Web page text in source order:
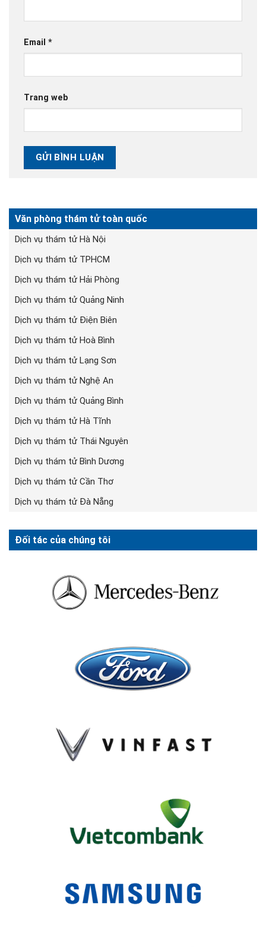
Văn phòng thám tử toàn quốc
Dịch vụ thám tử Hà Nội
Dịch vụ thám tử TPHCM
Dịch vụ thám tử Hải Phòng
Dịch vụ thám tử Quảng Ninh
Dịch vụ thám tử Điện Biên
Dịch vụ thám tử Hoà Bình
Dịch vụ thám tử Lạng Sơn
Dịch vụ thám tử Nghệ An
Dịch vụ thám tử Quảng Bình
Dịch vụ thám tử Hà Tĩnh
Dịch vụ thám tử Thái Nguyên
Dịch vụ thám tử Bình Dương
Dịch vụ thám tử Cần Thơ
Dịch vụ thám tử Đà Nẵng
Đối tác của chúng tôi
Email *
Trang web